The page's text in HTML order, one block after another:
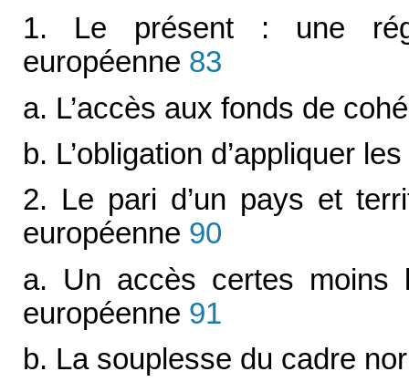
1. Le présent : une
européenne 83
a. L’accès aux fonds de
b. L’obligation d’appliquer
2. Le pari d’un pays et
européenne 90
a. Un accès certes moins
européenne 91
b. La souplesse du cadre